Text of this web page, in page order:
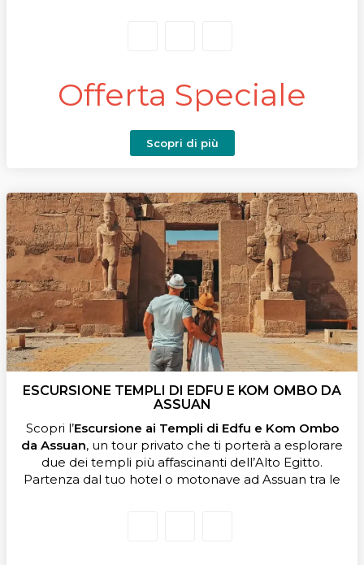
Offerta Speciale
Scopri di più
ESCURSIONE TEMPLI DI EDFU E KOM OMBO DA
ASSUAN
Scopri l’Escursione ai Templi di Edfu e Kom Ombo
da Assuan, un tour privato che ti porterà a esplorare
due dei templi più affascinanti dell’Alto Egitto.
Partenza dal tuo hotel o motonave ad Assuan tra le